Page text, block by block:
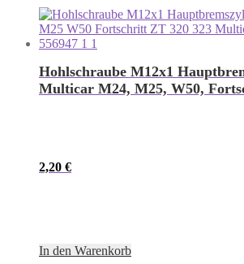
Hohlschraube M12x1
Multicar M24, M25, W50,
2,20 €
In den Warenkorb